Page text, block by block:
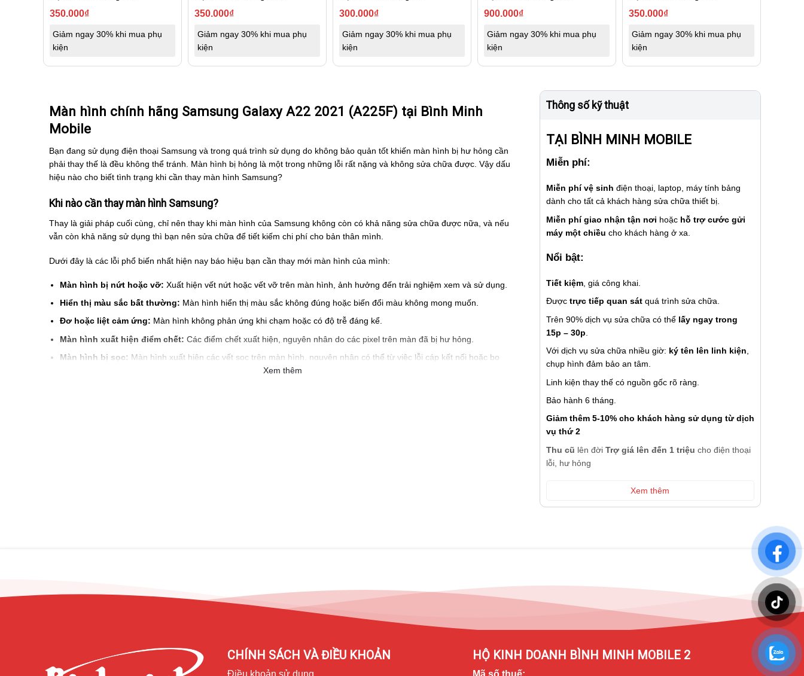
350.000₫
Giảm ngay 30% khi mua phụ
kiện
350.000₫
Giảm ngay 30% khi mua phụ
kiện
300.000₫
Giảm ngay 30% khi mua phụ
kiện
900.000₫
Giảm ngay 30% khi mua phụ
kiện
350.000₫
Giảm ngay 30% khi mua phụ
kiện
Màn hình chính hãng Samsung Galaxy A22 2021 (A225F) tại Bình Minh
Mobile
Bạn đang sử dụng điện thoại Samsung và trong quá trình sử dụng do không bảo quản tốt khiến màn hình bị hư hỏng cần
phải thay thế là đều không thể tránh. Màn hình bị hỏng là một trong những lỗi rất nặng và không sửa chữa được. Vậy dấu
hiệu nào cho biết tình trạng khi cần thay màn hình Samsung?
Khi nào cần thay màn hình Samsung?
Thay là giải pháp cuối cùng, chỉ nên thay khi màn hình của Samsung không còn có khả năng sửa chữa được nữa, và nếu
vẫn còn khả năng sử dụng thì bạn nên sửa chữa để tiết kiếm chi phí cho bản thân mình.
Dưới đây là các lỗi phổ biến nhất hiện nay báo hiệu bạn cần thay mới màn hình của mình:
Màn hình bị nứt hoặc vỡ: Xuất hiện vết nứt hoặc vết vỡ trên màn hình, ảnh hưởng đến trải nghiệm xem và sử dụng.
Hiển thị màu sắc bất thường: Màn hình hiển thị màu sắc không đúng hoặc biến đổi màu không mong muốn.
Đơ hoặc liệt cảm ứng: Màn hình không phản ứng khi chạm hoặc có độ trễ đáng kể.
Màn hình xuất hiện điểm chết: Các điểm chết xuất hiện, nguyên nhân do các pixel trên màn đã bị hư hỏng.
Màn hình bị sọc: Màn hình xuất hiện các vết sọc trên màn hình, nguyên nhân có thể từ việc lỗi cáp kết nối hoặc bo
Xem thêm
Thông số kỹ thuật
TẠI BÌNH MINH MOBILE
Miễn phí:
Miễn phí vệ sinh điện thoại, laptop, máy tính bảng
dành cho tất cả khách hàng sửa chữa thiết bị.
Miễn phí giao nhận tận nơi hoặc hỗ trợ cước gửi
máy một chiều cho khách hàng ở xa.
Nổi bật:
Tiết kiệm, giá công khai.
Được trực tiếp quan sátquá trình sửa chữa.
Trên 90% dịch vụ sửa chữa có thể lấy ngay trong
15p – 30p
Với dịch vụ sửa chữa nhiều giờ: ký tên lên linh kiện,
chụp hình đảm bảo an tâm.
Linh kiện thay thế có nguồn gốc rõ ràng.
Bảo hành 6 tháng.
Giảm thêm 5-10% cho khách hàng sử dụng từ dịch
vụ thứ 2
Thu cũ lên đờiTrợ giá lên đến 1 triệu cho điện thoại
lỗi, hư hỏng
Xem thêm
CHÍNH SÁCH VÀ ĐIỀU KHOẢN
Điều khoản sử dụng
HỘ KINH DOANH BÌNH MINH MOBILE 2
Mã số thuế: